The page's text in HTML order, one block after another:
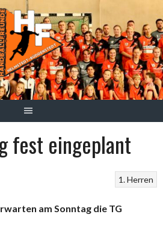
fest eingeplant
1. Herren
am Sonntag die TG